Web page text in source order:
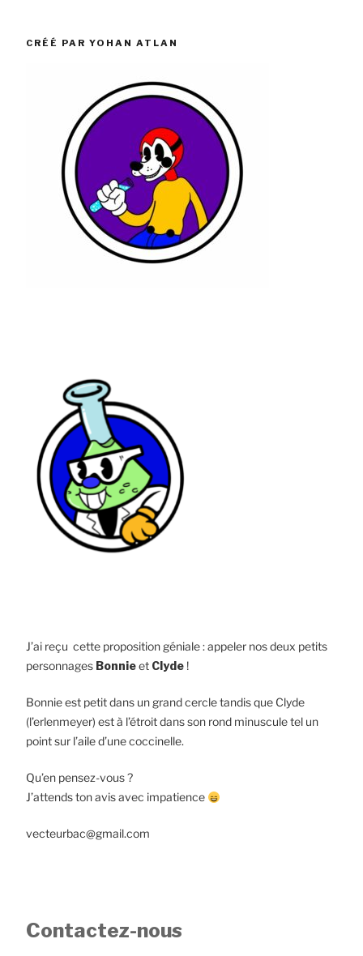
CRÉÉ PAR YOHAN ATLAN
J’ai reçu cette proposition géniale : appeler nos deux petits
personnages Bonnieet Clyde !
Bonnie est petit dans un grand cercle tandis que Clyde
(l’erlenmeyer) est à l’étroit dans son rond minuscule tel un
point sur l’aile d’une coccinelle.
Qu’en pensez-vous ?
J’attends ton avis avec impatience
vecteurbac@gmail.com
Contactez-nous